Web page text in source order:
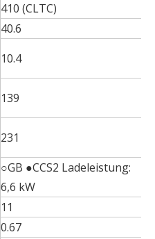
410 (CLTC)
40.6
10.4
139
231
○GB ●CCS2 Ladeleistung:
6,6 kW
11
0.67